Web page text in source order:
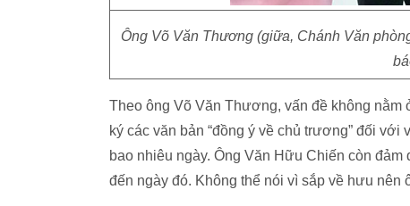
Ông Võ Văn Thương (giữa, Chánh Văn
Theo ông Võ Văn Thương, vấn đề không
ký các văn bản “đồng ý về chủ trương” đối
bao nhiêu ngày. Ông Văn Hữu Chiến còn
đến ngày đó. Không thể nói vì sắp về hưu